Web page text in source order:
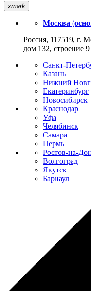
xmark
Москва
Россия, 117519, г.
дом 132, строение 9
Санкт-
Казань
Нижний
Екатеринбург
Новосибирск
Краснодар
Уфа
Челябинск
Самара
Пермь
Ростов-на-
Волгоград
Якутск
Барнаул